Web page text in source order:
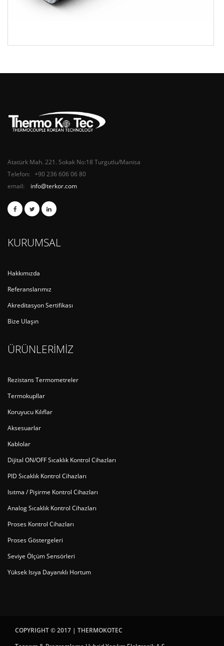
Atatürk Mah. 221. Sokak No:18 Turgutlu/Manisa
Telefon: +90 236 606 06 80
email: info@terkor.com
KURUMSAL
Hakkımızda
Referanslarımız
Akreditasyon Sertifikası
Bize Ulaşın
ÜRÜNLERİMİZ
Rezistans Termometreler
Termokupllar
Koruyucu Kılıflar
Aksesuarlar
Kablolar
Dijital ON/OFF Sıcaklık Kontrol Cihazları
PID Sıcaklık Kontrol Cihazları
Isıtma / Pişirme Kontrol Cihazları
Analog Sıcaklık Kontrol Cihazları
Proses Kontrol Cihazları
Proses Göstergeleri
Seviye Ölçüm Sensörleri
Yüksek Isıya Dayanıklı Hortum
COPYRIGHT © 2017 | THERMOKOTEC